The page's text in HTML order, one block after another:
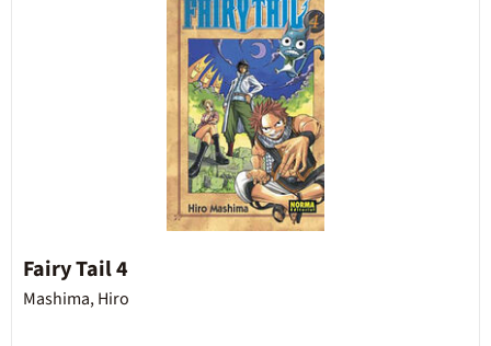
Fairy Tail 4
Mashima, Hiro